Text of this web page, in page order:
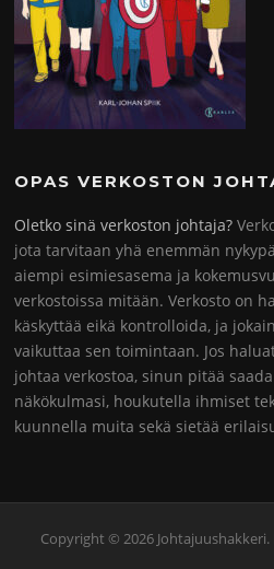
OPAS VERKOSTON
Oletko sinä verkoston johtaja?
jota tarvitaan yhä enemmän
aiempi esimiesasema ja
verkostoissa mitään. Verkosto on
käskyttää eikä kontrolloida, ja
vaikuttaa sen toimintaan. Jos
johtaa verkostoa, sinun pitää
näkökulmasi, houkutella ihmiset
kuunnella muita sekä sietää
Copyright © 2026